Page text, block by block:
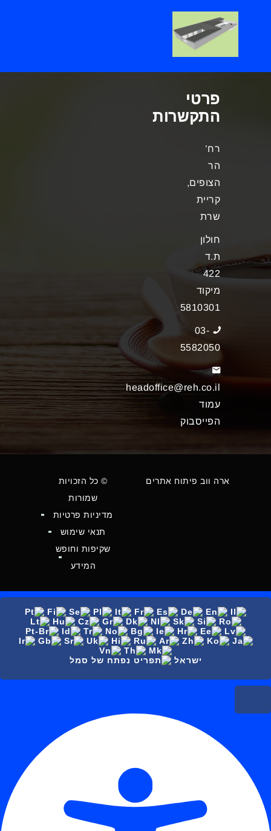
פרטי
התקשרות
רח’
הר
הצופים,
קריית
שרת
חולון
ת.ד
422
מיקוד
5810301
03-
5582050
headoffice@reh.co.il
עמוד
הפייסבוק
ארה ווב פיתוח אתרים
© כל הזכויות
שמורות
מדיניות פרטיות
תנאי שימוש
שקיפות וחופש
המידע
ישראל